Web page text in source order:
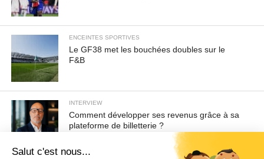
ENCEINTES SPORTIVES
Le GF38 met les bouchées doubles sur le
F&B
INTERVIEW
Comment développer ses revenus grâce à sa
plateforme de billetterie ?